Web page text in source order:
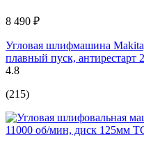
8 490 ₽
Угловая шлифмашина
плавный пуск, антирестарт
4.8
(215)